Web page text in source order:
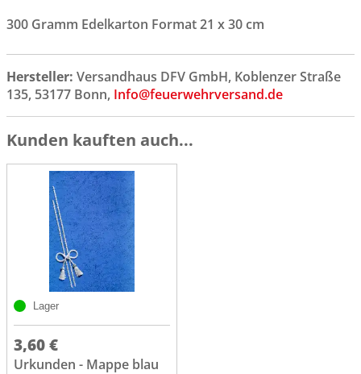
300 Gramm Edelkarton Format 21 x 30 cm
Hersteller: Versandhaus DFV GmbH, Koblenzer Straße
135, 53177 Bonn, Info@feuerwehrversand.de
Kunden kauften auch...
Lager
3,60 €
Urkunden - Mappe blau